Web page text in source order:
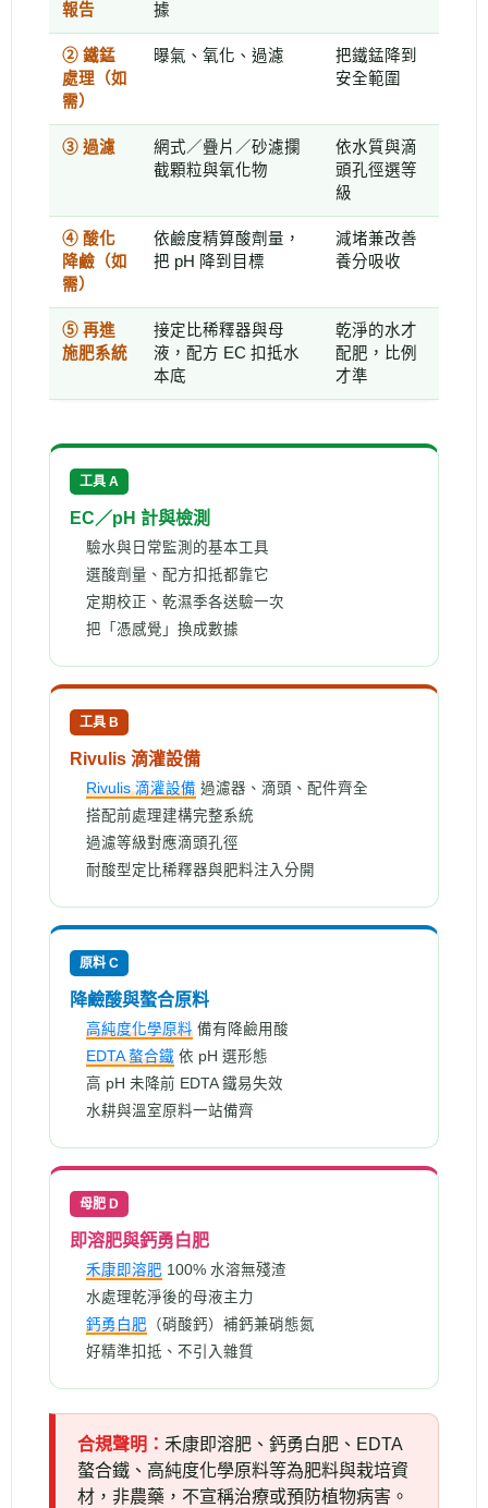
報告 據
② 鐵錳
處理（如
需）
曝氣、氧化、過濾
把鐵錳降到
安全範圍
③ 過濾
網式／疊片／砂濾攔
截顆粒與氧化物
依水質與滴
頭孔徑選等
級
④ 酸化
降鹼（如
需）
依鹼度精算酸劑量，
把 pH 降到目標
減堵兼改善
養分吸收
⑤ 再進
施肥系統
接定比稀釋器與母
液，配方 EC 扣抵水
本底
乾淨的水才
配肥，比例
才準
工具 A
EC／pH 計與檢測
驗水與日常監測的基本工具
選酸劑量、配方扣抵都靠它
定期校正、乾濕季各送驗一次
把「憑感覺」換成數據
工具 B
Rivulis 滴灌設備
Rivulis 滴灌設備 過濾器、滴頭、配件齊全
搭配前處理建構完整系統
過濾等級對應滴頭孔徑
耐酸型定比稀釋器與肥料注入分開
原料 C
降鹼酸與螯合原料
高純度化學原料 備有降鹼用酸
EDTA 螯合鐵 依 pH 選形態
高 pH 未降前 EDTA 鐵易失效
水耕與溫室原料一站備齊
母肥 D
即溶肥與鈣勇白肥
禾康即溶肥 100% 水溶無殘渣
水處理乾淨後的母液主力
鈣勇白肥 （硝酸鈣）補鈣兼硝態氮
好精準扣抵、不引入雜質
合規聲明： 禾康即溶肥、鈣勇白肥、EDTA
螯合鐵、高純度化學原料等為肥料與栽培資
材，非農藥，不宣稱治療或預防植物病害。